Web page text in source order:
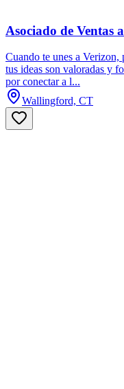
Asociado de Ventas
Cuando te unes a Verizon,
tus ideas son valoradas y
por conectar a l...
Wallingford, CT